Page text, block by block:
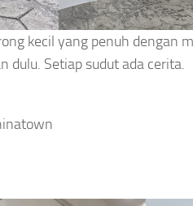
kecil yang penuh dengan
dulu. Setiap sudut ada cerita.